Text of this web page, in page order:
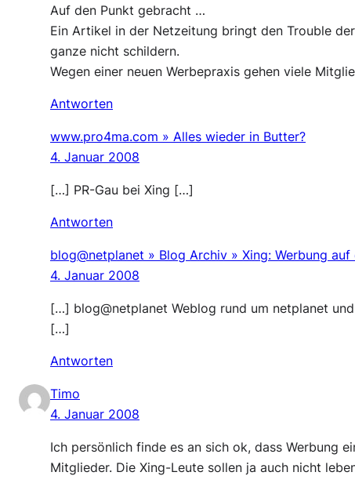
Auf den Punkt gebracht …
Ein Artikel in der Netzeitung bringt den Trouble
ganze nicht schildern.
Wegen einer neuen Werbepraxis gehen viele
Antworten
www.pro4ma.com » Alles wieder in Butter?
4. Januar 2008
[…] PR-Gau bei Xing […]
Antworten
blog@netplanet » Blog Archiv » Xing: Werbung
4. Januar 2008
[…] blog@netplanet Weblog rund um netplanet
[…]
Antworten
Timo
4. Januar 2008
Ich persönlich finde es an sich ok, dass Werbung
Mitglieder. Die Xing-Leute sollen ja auch nicht